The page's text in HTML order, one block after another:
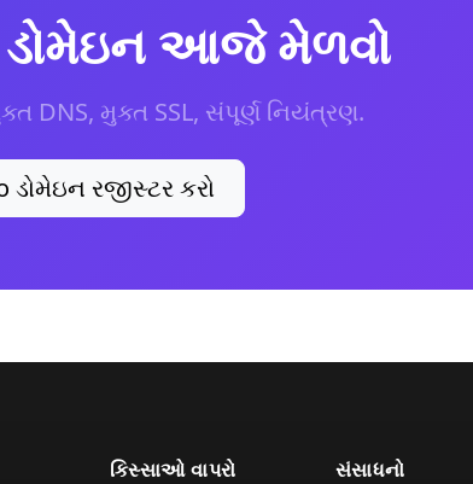
ડોમેઇન આજે મેળવો
DNS, મુક્ત SSL, સંપૂર્ણ નિયંત્રણ.
ડોમેઇન રજીસ્ટર કરો
કિસ્સાઓ વાપરો સંસાધનો